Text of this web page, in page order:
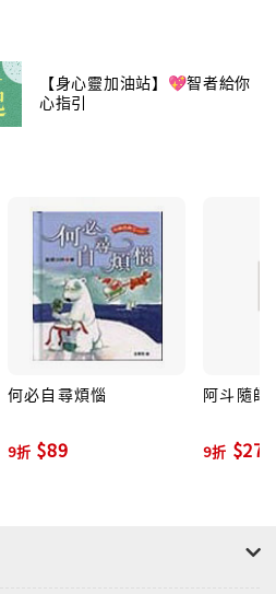
【身心靈加油站】💖智者給你
心指引
何必自尋煩惱
9折 $89
阿斗隨師
9折 $270